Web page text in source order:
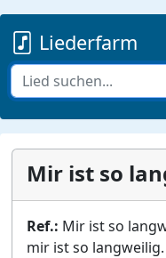
Liederfarm
Mir ist so
Ref.: Mir ist so
mir ist so langweilig.